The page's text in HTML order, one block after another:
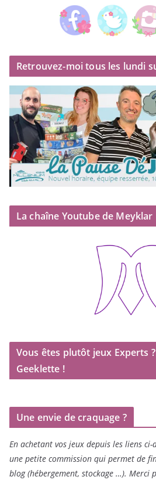
Retrouvez-moi tous les lundi
La chaîne Youtube de Meyklar
Vous êtes plutôt jeux Experts ?
Geeklette !
Une envie de craquage ?
En achetant vos jeux depuis les liens
une petite commission qui permet de
blog (hébergement, stockage …). Merci